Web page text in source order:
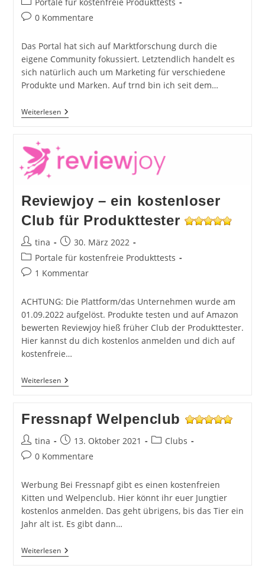
Kategorie:
Portale für kostenfreie Produkttests
Beitrags-
0 Kommentare
Das Portal hat sich auf Marktforschung durch die
eigene Community fokussiert. Letztendlich handelt es
sich natürlich auch um Marketing für verschiedene
Produkte und Marken. Auf trnd bin ich seit dem…
WeiterlesenTRND
–
Community
Reviewjoy – ein kostenloser
Club für Produkttester
Beitrags-
Autor:
tina
Beitrag
veröffentlicht:
30. März 2022
Beitrags-
Kategorie:
Portale für kostenfreie Produkttests
Beitrags-
1 Kommentar
ACHTUNG: Die Plattform/das Unternehmen wurde am
01.09.2022 aufgelöst. Produkte testen und auf Amazon
bewerten Reviewjoy hieß früher Club der Produkttester.
Hier kannst du dich kostenlos anmelden und dich auf
kostenfreie…
WeiterlesenReviewjoy
–
Club
Für
Produkttester
Fressnapf Welpenclub
Beitrags-
Autor:
tina
Beitrag
veröffentlicht:
13. Oktober 2021
Beitrags-
Clubs
Beitrags-
0 Kommentare
Werbung Bei Fressnapf gibt es einen kostenfreien
Kitten und Welpenclub. Hier könnt ihr euer Jungtier
kostenlos anmelden. Das geht übrigens, bis das Tier ein
Jahr alt ist. Es gibt dann…
WeiterlesenFressnapf
Welpenclub